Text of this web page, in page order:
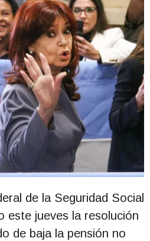
de la Seguridad Social
este jueves la resolución
de baja la pensión no